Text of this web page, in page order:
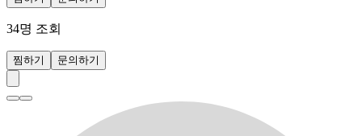
34명 조회
찜하기 문의하기